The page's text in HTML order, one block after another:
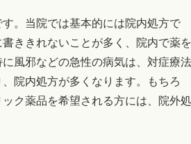
。当院では基本的には院内処方で
ききれないことが多く、院内で薬を
風邪などの急性の病気は、対症療法
院内処方が多くなります。もちろ
ク薬品を希望される方には、院外処